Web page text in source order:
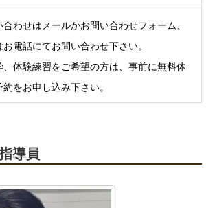
合わせはメールかお問い合わせフォーム、
お電話にてお問い合わせ下さい。
、体験練習をご希望の方は、事前に無料体
をお申し込み下さい。
導員